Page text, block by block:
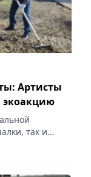
Артисты
экоакцию
так и
его
Театра